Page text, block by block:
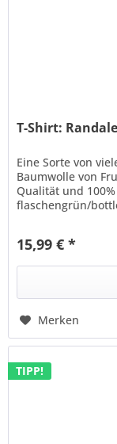
T-Shirt:
Eine Sorte von
Baumwolle von
Qualität und
flaschengrün/
15,99 € *
Merken
TIPP!